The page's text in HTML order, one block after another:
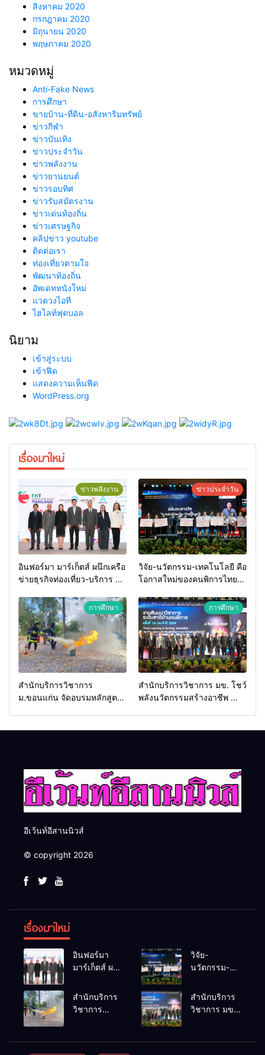
สิงหาคม 2020
กรกฎาคม 2020
มิถุนายน 2020
พฤษภาคม 2020
หมวดหมู่
Anti-Fake News
การศึกษา
ขายบ้าน-ที่ดิน-อสังหาริมทรัพย์
ข่าวกีฬา
ข่าวบันเทิง
ข่าวประจำวัน
ข่าวพลังงาน
ข่าวยานยนต์
ข่าวรอบทิศ
ข่าวรับสมัตรงาน
ข่าวเด่นท้องถิ่น
ข่าวเศรษฐกิจ
คลิปข่าว youtube
ติดต่อเรา
ท่องเที่ยวตามใจ
พัฒนาท้องถิ่น
อัพเดทหนังใหม่
แวดวงไอที
ไฮไลท์ฟุตบอล
นิยาม
เข้าสู่ระบบ
เข้าฟีด
แสดงความเห็นฟีด
WordPress.org
เรื่องมาใหม่
ข่าวพลังงาน
อินฟอร์มา มาร์เก็ตส์ ผนึกเครือ
ข่ายธุรกิจท่องเที่ยว-บริการ จัด
2026 เชื่อม 4 งานใหญ่ สร้าง
โอกาสธุรกิจครบวงจร ด้วย
ครับ
ข่าวประจำวัน
วิจัย-นวัตกรรม-เทคโนโลยี คือ
โอกาสใหม่ของคนพิการไทย
ประเทศ
การศึกษา
สำนักบริการวิชาการ
ม.ขอนแก่น จัดอบรมหลักสูตร
การศึกษา
สำนักบริการวิชาการ มข. โชว์
พลังนวัตกรรมสร้างอาชีพ นำ
อีเว้นท์อีสานนิวส์
© copyright 2026
เรื่องมาใหม่
อินฟอร์มา
มาร์เก็ตส์ ผนึก
ธุรกิจท่อง
เที่ยว-บริการ
Thailand
วิจัย-
นวัตกรรม-
คือโอกาสใหม่
ของคนพิการ
เศรษฐกิจ
สำนักบริการ
วิชาการ
สำนักบริการ
วิชาการ มข.